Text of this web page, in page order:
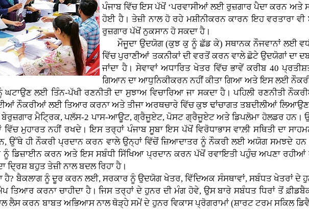
ਪੰਜਾਬ ਵਿੱਚ ਇਸ ਪੱਖੋਂ ‘ਪਰਵਾਸੀਆਂ ਲਈ ਰੁਜ਼ਗਾਰ ਪੈਦਾ ਕਰਨ ਅਤੇ
ਹੋਈ ਹੈ। ਤੇਜ਼ੀ ਨਾਲ ਹੋ ਰਹੇ ਮਸ਼ੀਨੀਕਰਨ ਕਾਰਨ ਇਹ ਵਰਤਾਰਾ
ਰੁਜ਼ਗਾਰ ਪੱਖੋਂ ਨੁਕਸਾਨ ਹੋ ਸਕਦਾ ਹੈ।
ਮੌਜੂਦਾ ਉਦਯੋਗ (ਕੁਝ ਕੁ ਨੂੰ ਛੱਡ ਕੇ) ਸਥਾਨਕ ਨੌਜਵਾਨਾਂ ਲਈ
ਵਿੱਚ ਪੁਰਾਣੀਆਂ ਤਕਨੀਕਾਂ ਦੀ ਵਰਤੋਂ ਕਰਨ ਵਾਲੇ ਛੋਟੇ ਉਦਯੋਗਾਂ ਦਾ
ਜਾਂਦਾ ਹੈ। ਸੇਵਾਵਾਂ ਅਧਾਰਿਤ ਖੇਤਰ ਵਿੱਚ ਭਾਵੇਂ ਕਰੀਬ 40
ਗਿਆਨ ਦਾ ਆਧੁਨਿਕੀਕਰਨ ਨਹੀਂ ਕੀਤਾ ਗਿਆ ਅਤੇ ਇਸ ਲਈ
ਲਈ ਤਿੰਨ-ਪੱਖੀ ਰਣਨੀਤੀ ਦਾ ਸੁਝਾਅ ਵਿਚਾਰਿਆ ਜਾ ਸਕਦਾ ਹੈ। ਪਹਿਲੀ ਰਣਨੀਤੀ
ਨੌਕਰੀਆਂ ਲਈ ਤਿਆਰ ਕਰਨਾ ਅਤੇ ਤੀਜਾ ਅਰਥਚਾਰੇ ਵਿੱਚ ਕੁਝ ਢਾਂਚਾਗਤ ਤਬਦੀਲੀਆਂ
ਮੈਟ੍ਰਿਕ, ਪਲੱਸ-2 ਪਾਸ-ਆਊਟ, ਗ੍ਰੈਜੂਏਟ, ਪੋਸਟ ਗ੍ਰੈਜੂਏਟ ਅਤੇ ਡਿਪਲੋਮਾ ਹੋਲਡਰ ਹਨ।
ਵਿੱਚ ਮੁਹਾਰਤ ਨਹੀਂ ਰਖਦੇ। ਇਸ ਤਰ੍ਹਾਂ ਪੰਜਾਬ ਸੂਬਾ ਇਸ ਪੱਖੋਂ ਵਿਰੋਧਾਭਾਸ ਵਾਲ਼ੀ ਸਥਿਤੀ ਦਾ
ਹੀ ਨੌਕਰੀ ਪ੍ਰਦਾਨ ਕਰਨ ਵਾਲੇ ਉਨ੍ਹਾਂ ਵਿੱਚੋਂ ਜ਼ਿਆਦਾਤਰ ਨੂੰ ਨੌਕਰੀ ਲਈ ਅਯੋਗ ਸਮਝਦੇ ਹਨ।
ਨੂੰ ਡਿਜ਼ਾਈਨ ਕਰਨ ਅਤੇ ਇਸ ਸਬੰਧੀ ਸਿੱਖਿਆ ਪ੍ਰਦਾਨ ਕਰਨ ਪੱਖੋਂ ਰਵਾਇਤੀ ਪਹੁੰਚ ਅਪਣਾ ਰਹੀਆਂ
ਦ੍ਰਿਸ਼ ਬਹੁਤ ਤੇਜ਼ੀ ਨਾਲ ਬਦਲ ਰਿਹਾ ਹੈ।
ਹੈ? ਬੈਕਲਾਗ ਨੂੰ ਦੂਰ ਕਰਨ ਲਈ, ਸਰਕਾਰ ਨੂੰ ਉਦਯੋਗ ਖੇਤਰ, ਵਿੱਦਿਅਕ ਸੰਸਥਾਵਾਂ, ਸਬੰਧਤ ਖੇਤਰਾਂ ਦੇ
ਤਿਆਰ ਕਰਨਾ ਚਾਹੀਦਾ ਹੈ। ਜਿਸ ਤਰ੍ਹਾਂ ਦੇ ਹੁਨਰ ਦੀ ਮੰਗ ਹੋਵੇ, ਉਸ ਬਾਰੇ ਸਬੰਧਤ ਧਿਰਾਂ ਤੋਂ
ਲੈਸ ਕਰਨ ਬਾਬਤ ਅਭਿਆਸ ਨਾਲ ਥੋੜ੍ਹੇ ਸਮੇਂ ਦੇ ਹੁਨਰ ਵਿਕਾਸ ਪ੍ਰੋਗਰਾਮਾਂ (ਸ਼ਾਰਟ ਟਰਮ